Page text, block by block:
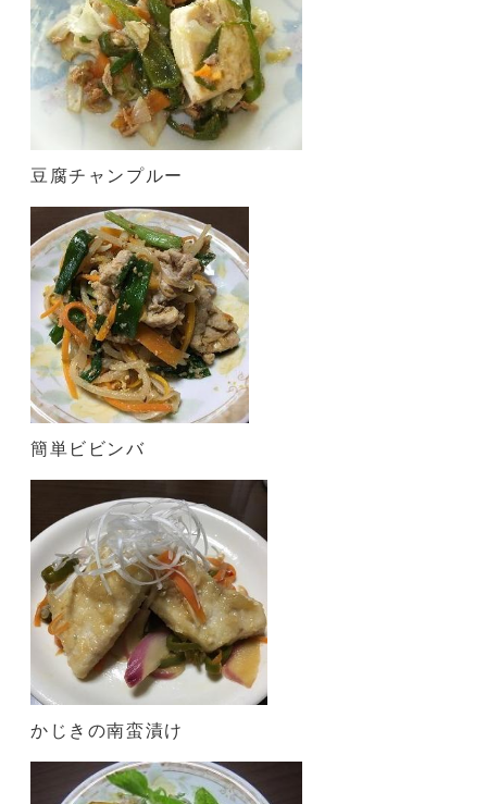
豆腐チャンプルー
簡単ビビンバ
かじきの南蛮漬け